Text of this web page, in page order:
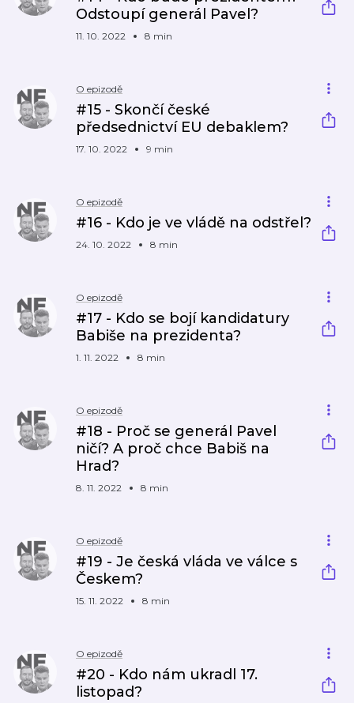
Odstoupí generál Pavel?
11. 10. 2022 8 min
O epizodě
#15 - Skončí české
předsednictví EU debaklem?
17. 10. 2022 9 min
O epizodě
#16 - Kdo je ve vládě na odstřel?
24. 10. 2022 8 min
O epizodě
#17 - Kdo se bojí kandidatury
Babiše na prezidenta?
1. 11. 2022 8 min
O epizodě
#18 - Proč se generál Pavel
ničí? A proč chce Babiš na
Hrad?
8. 11. 2022 8 min
O epizodě
#19 - Je česká vláda ve válce s
Českem?
15. 11. 2022 8 min
O epizodě
#20 - Kdo nám ukradl 17.
listopad?